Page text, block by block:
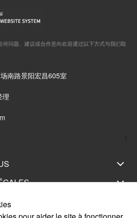
问题、建议或合作意向欢迎通过以下方式与我们取
南路景阳宏昌605室
理